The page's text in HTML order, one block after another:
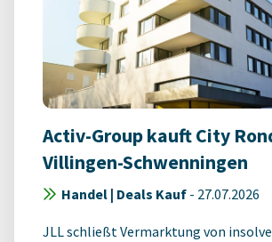
Activ-Group kauft City
Villingen-Schwenningen
Handel | Deals Kauf - 27.07.2026
JLL schließt Vermarktung von